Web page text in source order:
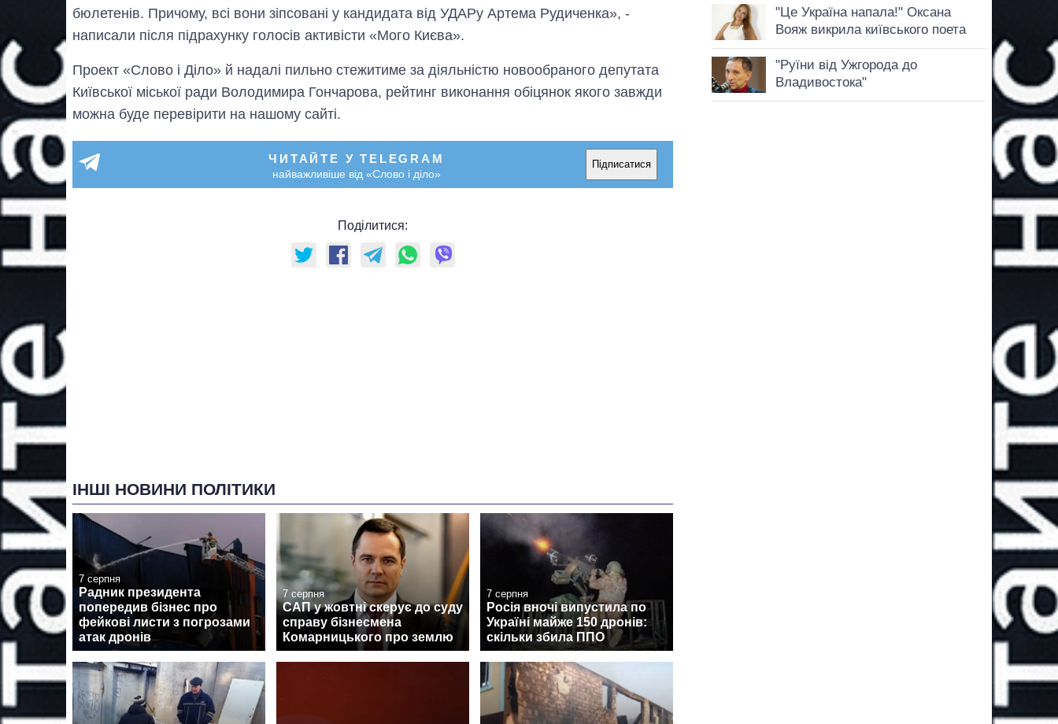
бюлетенів. Причому, всі вони зіпсовані у кандидата від УДАРу Артема Рудиченка», -
написали після підрахунку голосів активісти «Мого Києва».
Проект «Слово і Діло» й надалі пильно стежитиме за діяльністю новообраного депутата
Київської міської ради Володимира Гончарова, рейтинг виконання обіцянок якого завжди
можна буде перевірити на нашому сайті.
ЧИТАЙТЕ У TELEGRAM
найважливіше від «Слово і діло»
Підписатися
Поділитися:
ІНШІ НОВИНИ ПОЛІТИКИ
7 серпня
Радник президента
попередив бізнес про
фейкові листи з погрозами
атак дронів
7 серпня
САП у жовтні скерує до суду
справу бізнесмена
Комарницького про землю
7 серпня
Росія вночі випустила по
Україні майже 150 дронів:
скільки збила ППО